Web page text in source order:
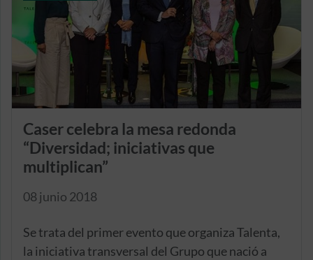
Caser celebra la mesa redonda
“Diversidad; iniciativas que
multiplican”
08 junio 2018
Se trata del primer evento que organiza Talenta,
la iniciativa transversal del Grupo que nació a